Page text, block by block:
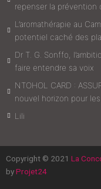
repenser la prévention
L’aromathérapie au
potentiel caché des
Dr T. G. Sonffo,
faire entendre sa voix
NTOHOL CARD :
nouvel horizon pour
Lili
Copyright © 2021 La
byProjet24